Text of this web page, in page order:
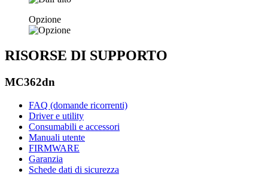
Opzione
RISORSE DI SUPPORTO
MC362dn
FAQ (domande ricorrenti)
Driver e utility
Consumabili e accessori
Manuali utente
FIRMWARE
Garanzia
Schede dati di sicurezza